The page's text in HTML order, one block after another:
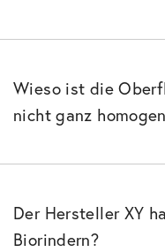
Wieso ist die
nicht ganz
Der Hersteller XY
Biorindern?